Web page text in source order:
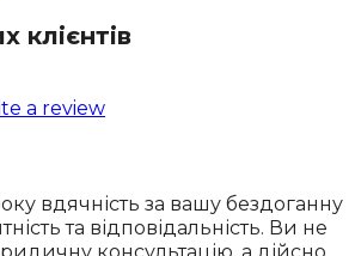
клієнтів
a review
вдячність за вашу бездоганну
та відповідальність. Ви не
консультацію, а дійсно